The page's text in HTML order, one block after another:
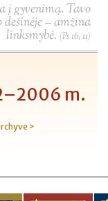
į gyvenimą. Tavo
– amžina
linksmybė. (Ps 16, 11)
m.
>